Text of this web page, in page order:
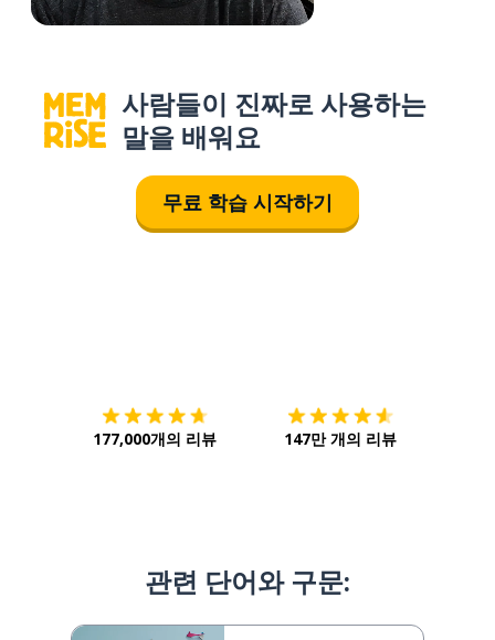
사람들이 진짜로 사용하는
말을 배워요
무료 학습 시작하기
177,000개의 리뷰 147만 개의 리뷰
관련 단어와 구문: